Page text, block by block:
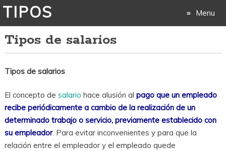
TIPOS Menu
Tipos de salarios
Tipos de salarios
El concepto de salario hace alusión al pago que un empleado
recibe periódicamente a cambio de la realización de un
determinado trabajo o servicio, previamente establecido con
su empleador. Para evitar inconvenientes y para que la
relación entre el empleador y el empleado quede